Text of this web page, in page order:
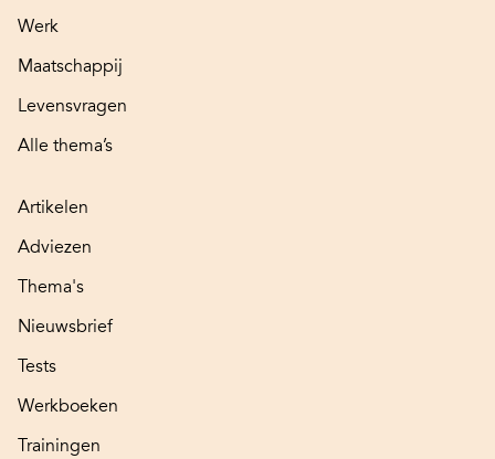
Werk
Maatschappij
Levensvragen
Alle thema’s
Artikelen
Adviezen
Thema's
Nieuwsbrief
Tests
Werkboeken
Trainingen